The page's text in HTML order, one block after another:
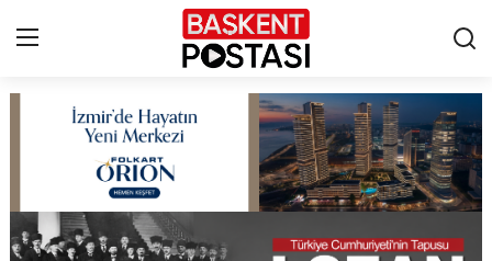
Çerez Politikası
Künye